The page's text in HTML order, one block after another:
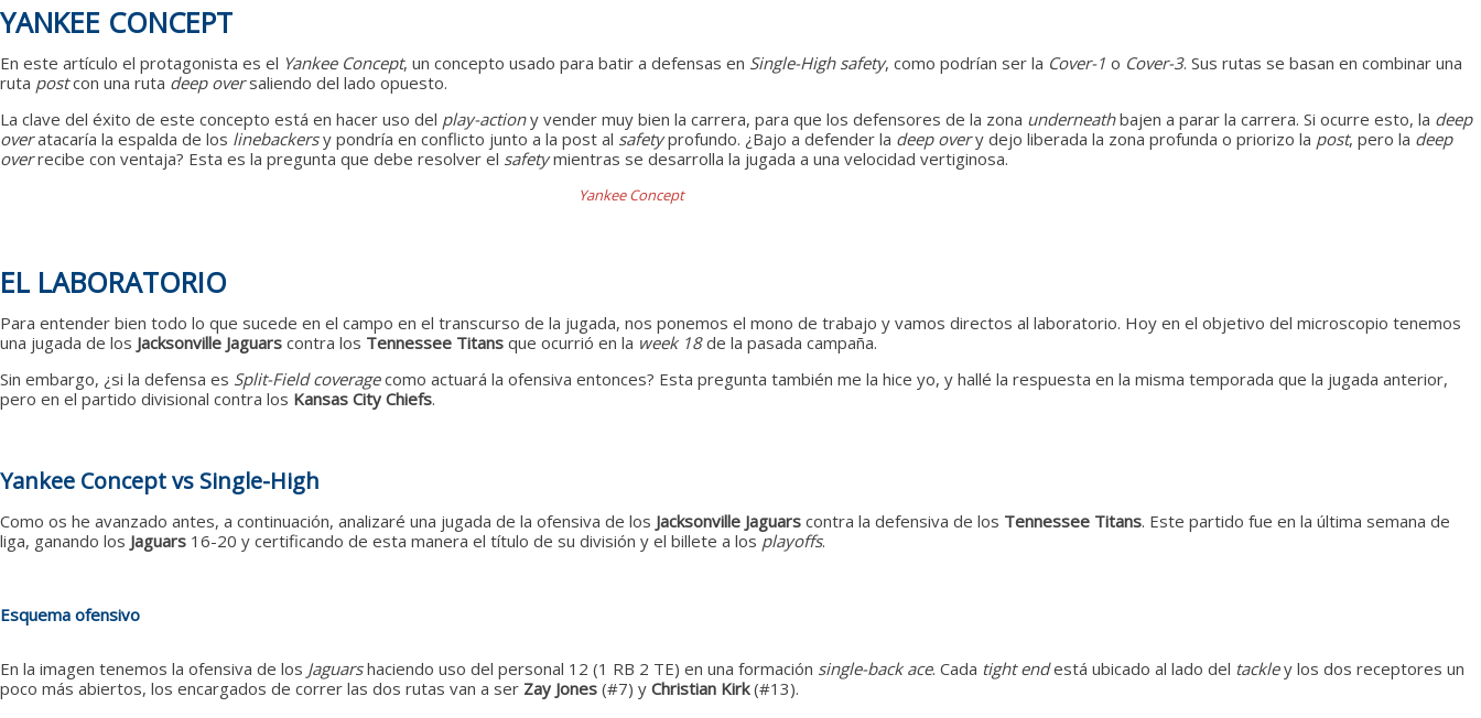
YANKEE CONCEPT
En este artículo el protagonista es el Yankee Concept, un concepto usado para batir a defensas en Single-High safety, como podrían ser la Cover-1 o Cover-3. Sus rutas se basan en combinar una
ruta postcon una ruta deep oversaliendo del lado opuesto.
La clave del éxito de este concepto está en hacer uso del play-actiony vender muy bien la carrera, para que los defensores de la zona underneathbajen a parar la carrera. Si ocurre esto, la deep
overatacaría la espalda de los linebackersy pondría en conflicto junto a la post al safetyprofundo. ¿Bajo a defender la deep overy dejo liberada la zona profunda o priorizo la post, pero la deep
overrecibe con ventaja? Esta es la pregunta que debe resolver el safetymientras se desarrolla la jugada a una velocidad vertiginosa.
Yankee Concept
EL LABORATORIO
Para entender bien todo lo que sucede en el campo en el transcurso de la jugada, nos ponemos el mono de trabajo y vamos directos al laboratorio. Hoy en el objetivo del microscopio tenemos
una jugada de los Jacksonville Jaguars contra los Tennessee Titans que ocurrió en la week 18de la pasada campaña.
Sin embargo, ¿si la defensa es Split-Field coveragecomo actuará la ofensiva entonces? Esta pregunta también me la hice yo, y hallé la respuesta en la misma temporada que la jugada anterior,
pero en el partido divisional contra los Kansas City Chiefs.
Yankee Concept vs Single-High
Como os he avanzado antes, a continuación, analizaré una jugada de la ofensiva de los Jacksonville Jaguars contra la defensiva de los Tennessee Titans. Este partido fue en la última semana de
liga, ganando los Jaguars 16-20 y certificando de esta manera el título de su división y el billete a los playoffs.
Esquema ofensivo
En la imagen tenemos la ofensiva de los Jaguarshaciendo uso del personal 12 (1 RB 2 TE) en una formación single-back ace. Cada tight endestá ubicado al lado del tackley los dos receptores un
poco más abiertos, los encargados de correr las dos rutas van a ser Zay Jones (#7) y Christian Kirk(#13).